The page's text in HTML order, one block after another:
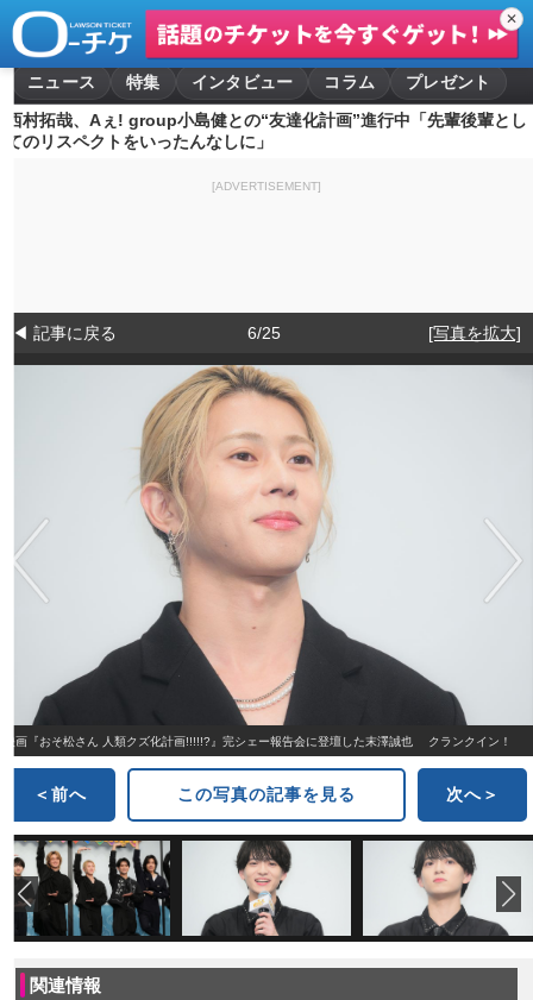
✕
ニュース 特集 インタビュー コラム
プレゼント
西村拓哉、Aぇ! group小島健との“友達化計画”進行中「先輩後輩とし
てのリスペクトをいったんなしに」
[ADVERTISEMENT]
◀ 記事に戻る 6/25 [写真を拡大]
映画『おそ松さん 人類クズ化計画!!!!!?』完シェー報告会に登壇した末澤誠也 クランクイン！
＜前へ この写真の記事を見る 次へ＞
関連情報